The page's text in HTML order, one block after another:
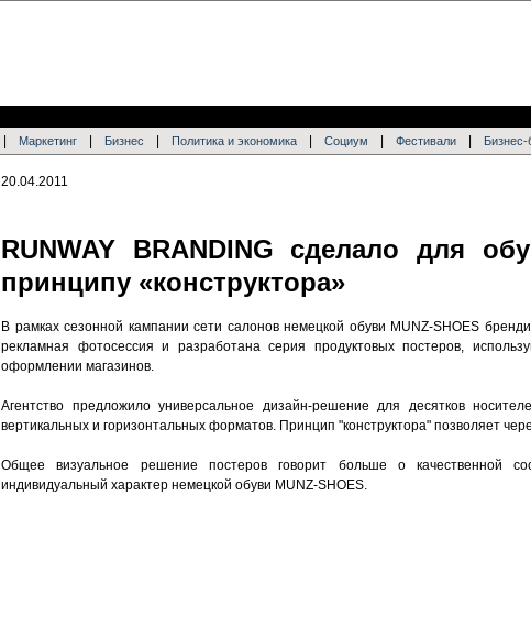
Маркетинг Бизнес Политика и экономика Социум Фестивали Бизнес-
20.04.2011
RUNWAY BRANDING сделало для
принципу «конструктора»
В рамках сезонной кампании сети салонов немецкой обуви MUNZ-SHOES
рекламная фотосессия и разработана серия продуктовых постеров,
оформлении магазинов.
Агентство предложило универсальное дизайн-решение для десятков
вертикальных и горизонтальных форматов. Принцип "конструктора" позволяет
Общее визуальное решение постеров говорит больше о качественной
индивидуальный характер немецкой обуви MUNZ-SHOES.